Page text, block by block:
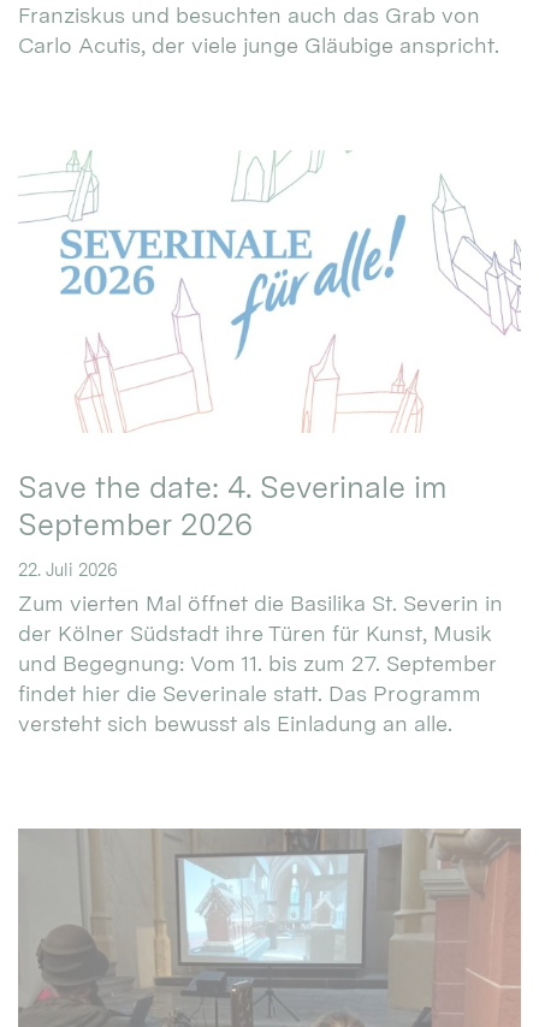
Franziskus und besuchten auch das Grab von
Carlo Acutis, der viele junge Gläubige anspricht.
Save the date: 4. Severinale im
September 2026
22. Juli 2026
Zum vierten Mal öffnet die Basilika St. Severin in
der Kölner Südstadt ihre Türen für Kunst, Musik
und Begegnung: Vom 11. bis zum 27. September
findet hier die Severinale statt. Das Programm
versteht sich bewusst als Einladung an alle.